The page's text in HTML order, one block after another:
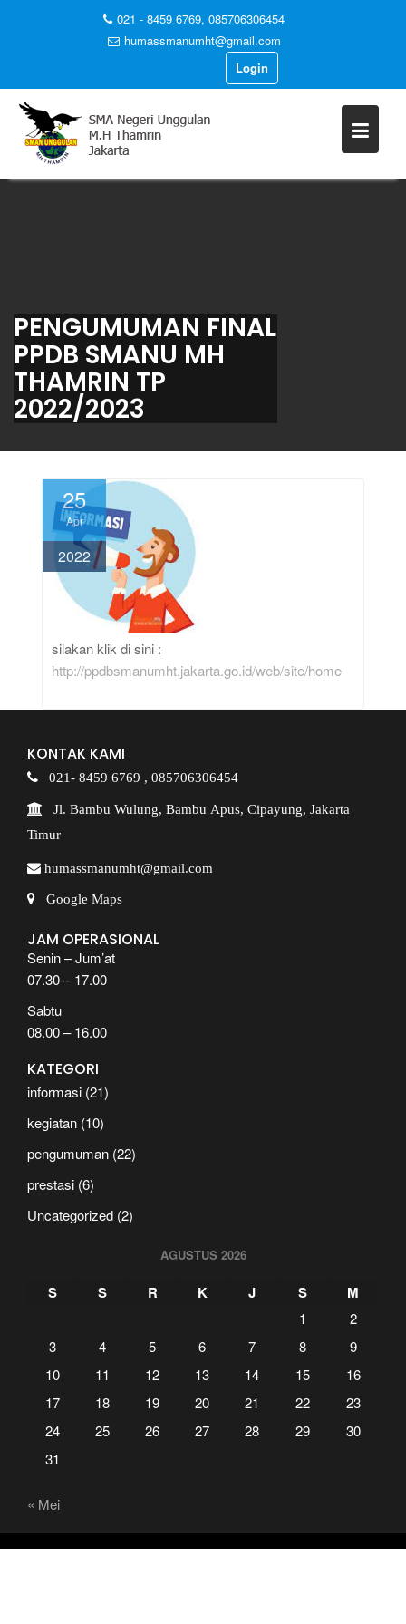
021 - 8459 6769, 085706306454
humassmanumht@gmail.com
Login
PENGUMUMAN FINAL
PPDB SMANU MH
THAMRIN TP
2022/2023
25
Apr
2022
silakan klik di sini :
http://ppdbsmanumht.jakarta.go.id/web/site/home
KONTAK KAMI
021- 8459 6769 , 085706306454
Jl. Bambu Wulung, Bambu Apus, Cipayung, Jakarta
Timur
humassmanumht@gmail.com
Google Maps
JAM OPERASIONAL
Senin – Jum’at
07.30 – 17.00
Sabtu
08.00 – 16.00
KATEGORI
informasi (21)
kegiatan (10)
pengumuman (22)
prestasi (6)
Uncategorized (2)
AGUSTUS 2026
S S R K J S M
1
2
3
4 5 6 7 8
9
10
11 12 13 14 15
16
17
18 19 20 21 22
23
24
25 26 27 28 29
30
31
« Mei